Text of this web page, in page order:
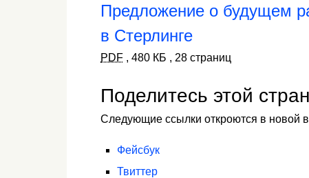
Предложение о будущем
в Стерлинге
PDF , 480 КБ , 28 страниц
Поделитесь этой
Следующие ссылки откроются в новой
Фейсбук
Твиттер